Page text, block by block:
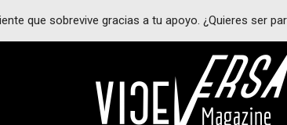
que sobrevive gracias a tu apoyo. ¿Quieres ser